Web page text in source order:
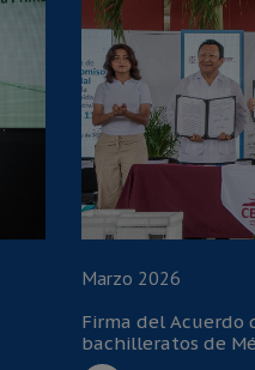
Marzo 2026
Firma del Acuerdo
bachilleratos de